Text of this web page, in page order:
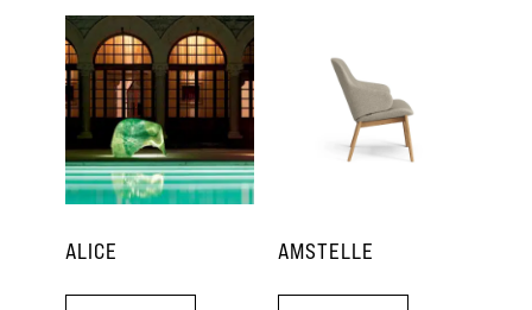
ALICE AMSTELLE